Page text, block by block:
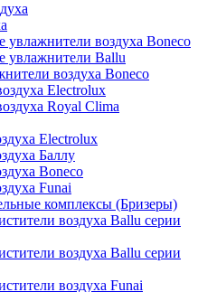
увлажнители воздуха Boneco
увлажнители Ballu
воздуха Boneco
Electrolux
Royal Clima
Electrolux
Баллу
Boneco
Funai
комплексы (Бризеры)
воздуха Ballu серии
воздуха Ballu серии
воздуха Funai